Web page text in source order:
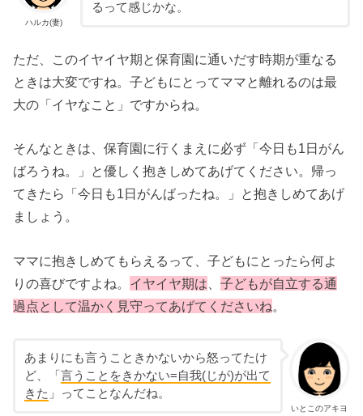
ハルカ(妻)
るって感じかな。
ただ、このイヤイヤ期と保育園に通いだす時期が重なる
ときは大変ですね。子どもにとってママと離れるのは最
大の「イヤなこと」ですからね。
そんなときは、保育園に行くまえに必ず「今日も1日がん
ばろうね。」と優しく抱きしめてあげてください。帰っ
てきたら「今日も1日がんばったね。」と抱きしめてあげ
ましょう。
ママに抱きしめてもらえるって、子どもにとったら何よ
りの喜びですよね。 イヤイヤ期は 、子どもが自立する通
過点として温かく見守ってあげてくださいね。
いとこのアキヨ
あまりにも言うこときかないから怒ってたけ
ど、「 言うことをきかない=自我(じが)が出て
きた 」ってことなんだね。